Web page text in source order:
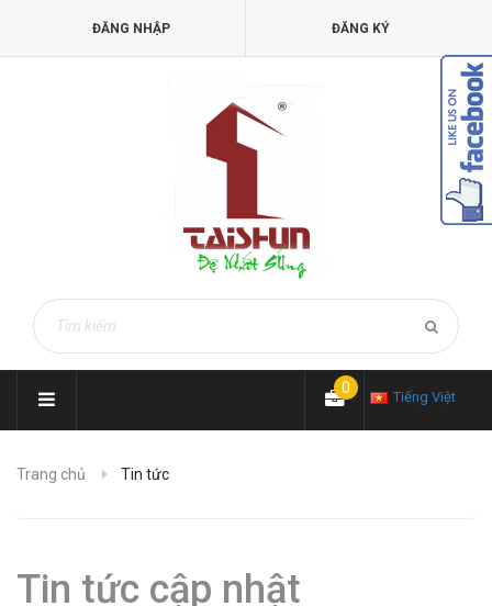
ĐĂNG NHẬP ĐĂNG KÝ
Tiếng Việt
0
Trang chủ Tin tức
Tin tức cập nhật